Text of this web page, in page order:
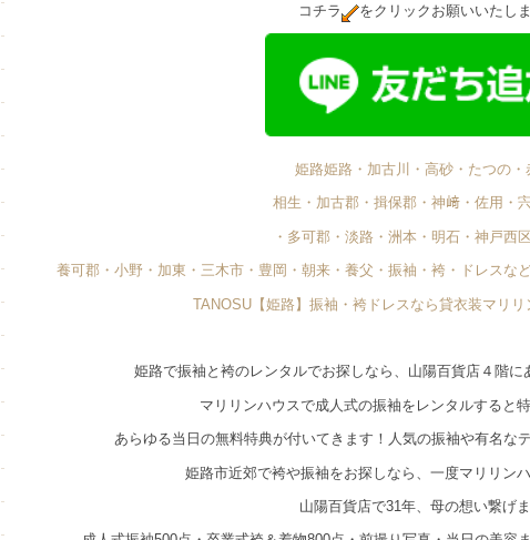
コチラ をクリックお願いいたし
姫路姫路・加古川・高砂・たつの・
相生・加古郡・揖保郡・神﨑・佐用・
・多可郡・淡路・洲本・明石・神戸西
養可郡・小野・加東・三木市・豊岡・朝来・養父・振袖・袴・ドレスな
TANOSU【姫路】振袖・袴ドレスなら貸衣装マリリ
姫路で振袖と袴のレンタルでお探しなら、山陽百貨店４階
マリリンハウスで成人式の振袖をレンタルすると
あらゆる当日の無料特典が付いてきます！人気の振袖や有名な
姫路市近郊で袴や振袖をお探しなら、一度マリリン
山陽百貨店で31年、母の想い繋げ